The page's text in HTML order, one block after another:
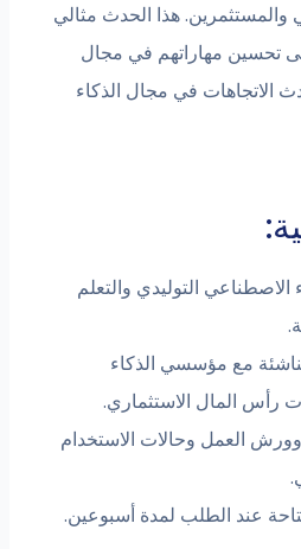
والمستثمرين. هذا الحدث مثالي
تحسين مهاراتهم في مجال
الاتجاهات في مجال الذكاء
الاصطناعي التوليدي والتعلم
مع مؤسسي الذكاء
رأس المال الاستثماري.
وورش العمل وحالات الاستخدام
عند الطلب لمدة أسبوعين.